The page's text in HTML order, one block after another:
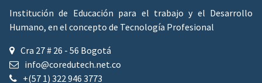
Institución de Educación para el trabajo y el Desarrollo
Humano, en el concepto de Tecnología Profesional
Cra 27 # 26 - 56 Bogotá
info@coredutech.net.co
+(57 1) 322 946 3773